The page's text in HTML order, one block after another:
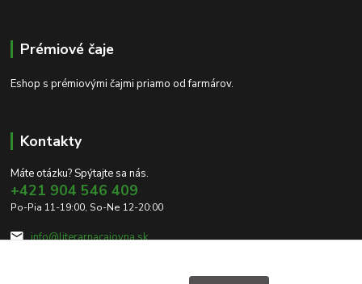
Prémiové čaje
Eshop s prémiovými čajmi priamo od farmárov.
Kontakty
Máte otázku? Spýtajte sa nás.
+421 904 546 409
Po-Pia 11-19:00, So-Ne 12-20:00
info@literarnacajovna.sk